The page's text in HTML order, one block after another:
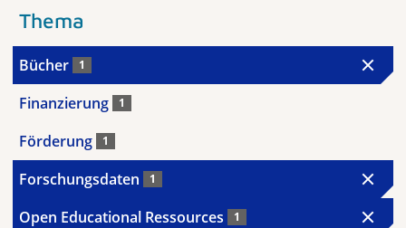
Thema
Bücher 1
Finanzierung 1
Förderung 1
Forschungsdaten 1
Open Educational Ressources 1